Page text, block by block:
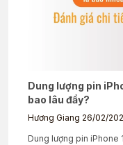
Dung lượng pin
bao lâu đầy?
Hương Giang 26/02/
Dung lượng pin iPhone